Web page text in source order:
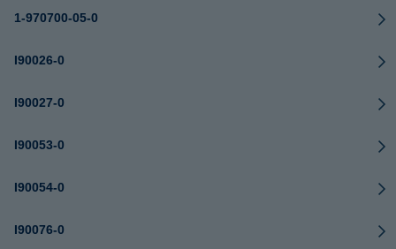
1-970700-05-0
I90026-0
I90027-0
I90053-0
I90054-0
I90076-0